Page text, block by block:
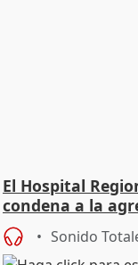
El Hospital
condena a la
Urgencias
Sonido